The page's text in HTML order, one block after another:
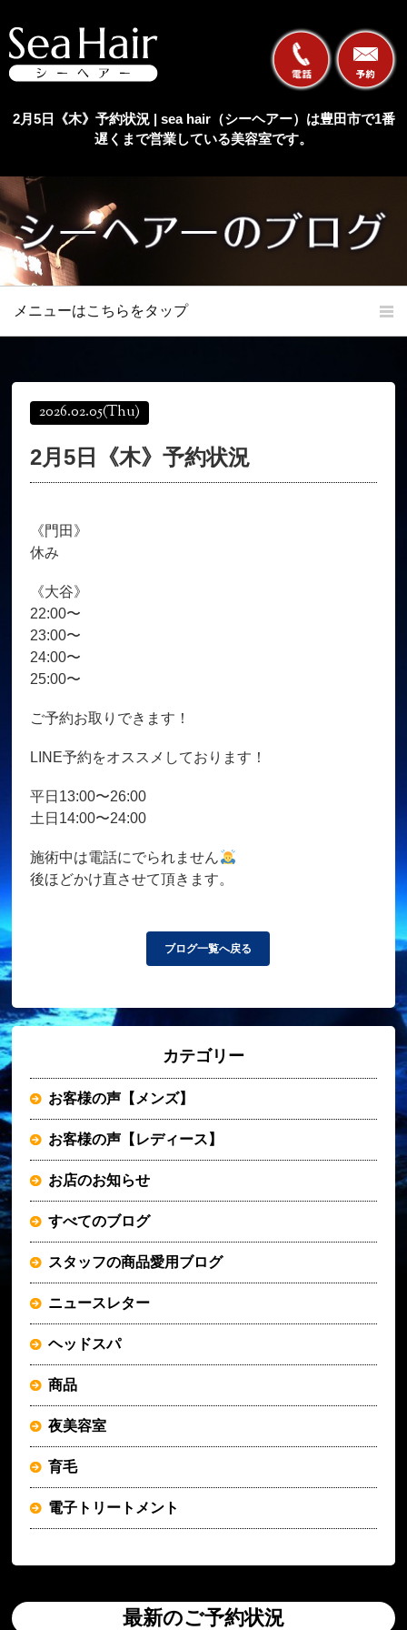
2月5日《木》予約状況 | sea hair（シーヘアー）は豊田市で1番
遅くまで営業している美容室です。
メニューはこちらをタップ
オンラインショップ
育毛コース よくある質問
お客様の声
2026.02.05(Thu)
2月5日《木》予約状況
《門田》
休み
《大谷》
22:00〜
23:00〜
24:00〜
25:00〜
ご予約お取りできます！
LINE予約をオススメしております！
平日13:00〜26:00
土日14:00〜24:00
施術中は電話にでられません
後ほどかけ直させて頂きます。
ブログ一覧へ戻る
カテゴリー
お客様の声【メンズ】
お客様の声【レディース】
お店のお知らせ
すべてのブログ
スタッフの商品愛用ブログ
ニュースレター
ヘッドスパ
商品
夜美容室
育毛
電子トリートメント
最新のご予約状況